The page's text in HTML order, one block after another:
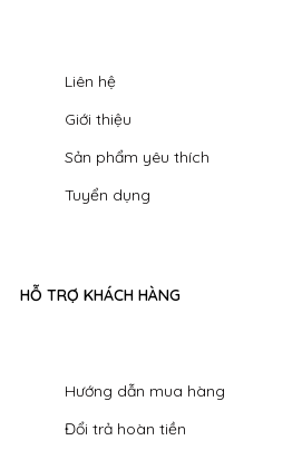
Liên hệ
Giới thiệu
Sản phẩm yêu thích
Tuyển dụng
HỖ TRỢ KHÁCH HÀNG
Hướng dẫn mua hàng
Đổi trả hoàn tiền